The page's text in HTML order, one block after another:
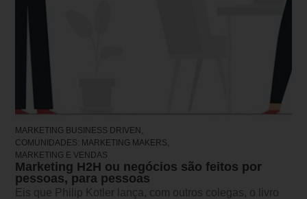
MARKETING BUSINESS DRIVEN,
COMUNIDADES: MARKETING MAKERS,
MARKETING E VENDAS
Marketing H2H ou negócios são feitos por
pessoas, para pessoas
Eis que Philip Kotler lança, com outros colegas, o livro